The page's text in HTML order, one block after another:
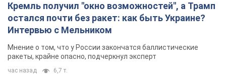
Кремль получил "окно возможностей", а Трамп
остался почти без ракет: как быть Украине?
Интервью с Мельником
Мнение о том, что у России закончатся баллистические
ракеты, крайне опасно, подчеркнул эксперт
час назад 6,7 т.